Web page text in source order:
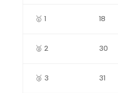
🥇 1 18
🥈 2 30
🥉 3 31